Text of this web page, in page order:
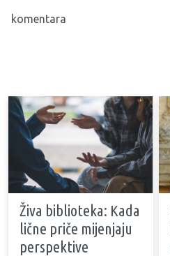
komentara
Živa biblioteka: Kada
lične priče mijenjaju
perspektive